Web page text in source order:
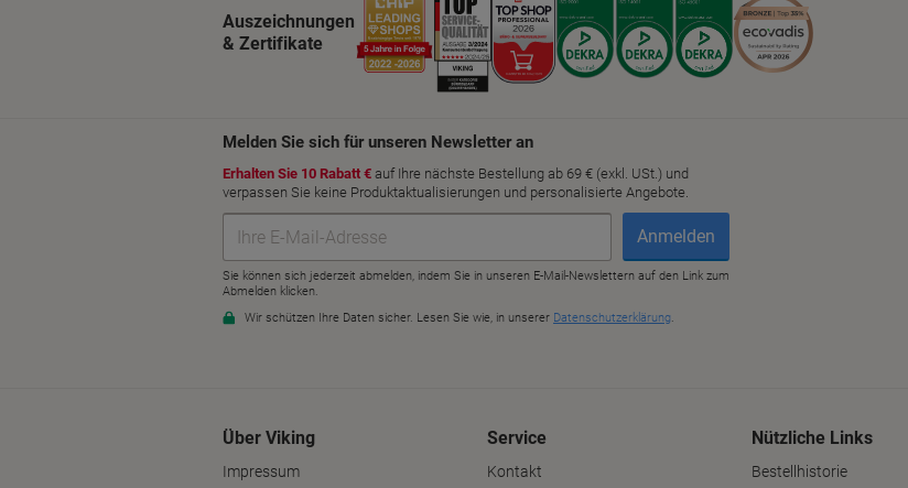
Auszeichnungen
& Zertifikate
Über Viking
Impressum
Service
Kontakt
Nützliche Links
Bestellhistorie